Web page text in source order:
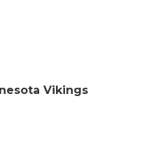
Vikings